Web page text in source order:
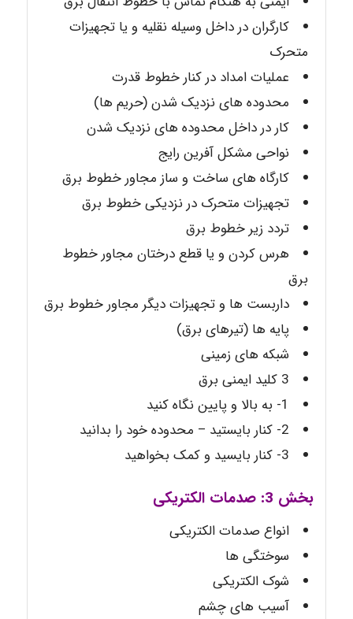
کارگران در داخل وسیله نقلیه و یا تجهیزات
متحرک
عملیات امداد در کنار خطوط قدرت
محدوده های نزدیک شدن (حریم ها)
کار در داخل محدوده های نزدیک شدن
نواحی مشکل آفرین رایج
کارگاه های ساخت و ساز مجاور خطوط برق
تجهیزات متحرک در نزدیکی خطوط برق
تردد زیر خطوط برق
هرس کردن و یا قطع درختان مجاور خطوط
برق
داربست ها و تجهیزات دیگر مجاور خطوط برق
پایه ها (تیرهای برق)
شبکه های زمینی
3 کلید ایمنی برق
1- به بالا و پایین نگاه کنید
2- کنار بایستید – محدوده خود را بدانید
3- کنار بایسید و کمک بخواهید
بخش 3: صدمات الکتریکی
انواع صدمات الکتریکی
سوختگی ها
شوک الکتریکی
آسیب های چشم